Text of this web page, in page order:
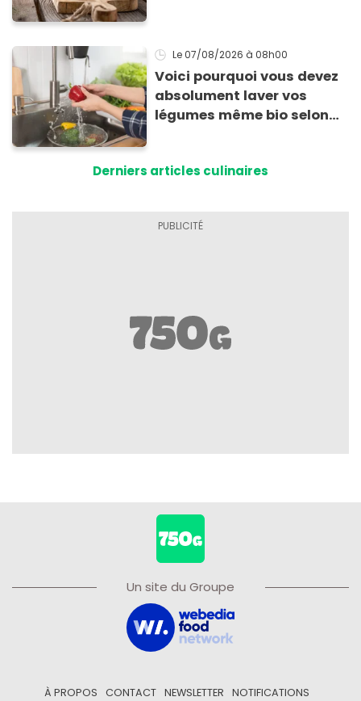
Le 07/08/2026 à 08h00
Voici pourquoi vous devez
absolument laver vos
légumes même bio selon
Derniers articles culinaires
Un site du Groupe
À PROPOS CONTACT NEWSLETTER NOTIFICATIONS